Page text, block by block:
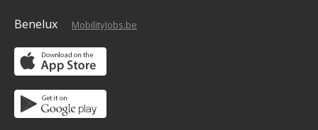
Benelux MobilityJobs.be